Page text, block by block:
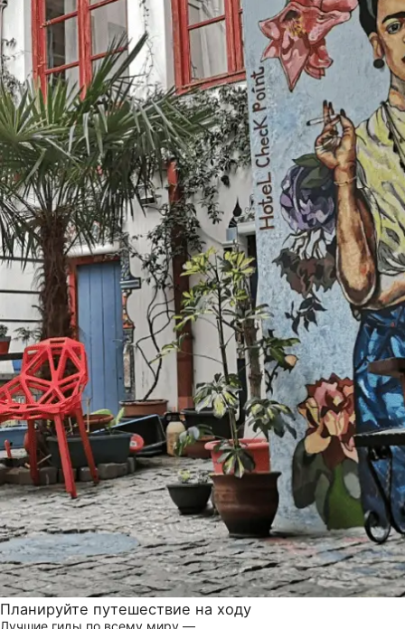
Планируйте путешествие на ходу
Лучшие гиды по всему миру —